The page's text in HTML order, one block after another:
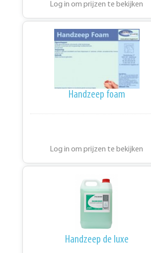
Log in om prijzen te bekijken
Handzeep foam
Log in om prijzen te bekijken
Handzeep de luxe